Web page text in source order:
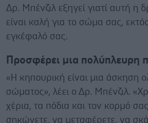
Δρ. Μπένζιλ εξηγεί γιατί αυτή η
είναι καλή για το σώμα σας,
εγκέφαλό σας.
Προσφέρει μια πολύπλευρη
«Η κηπουρική είναι μια άσκηση
σώματος», λέει ο Δρ. Μπένζιλ.
χέρια, τα πόδια και τον κορμό
σηκώνετε, να μεταφέρετε, να